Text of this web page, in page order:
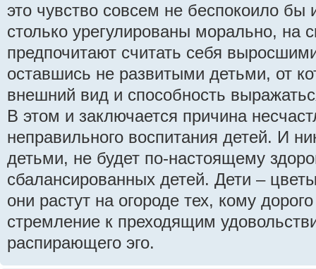
это чувство совсем не беспокоило
столько урегулированы морально, на
предпочитают считать себя
оставшись не развитыми детьми, от
внешний вид и способность
В этом и заключается причина
неправильного воспитания детей. И
детьми, не будет по-настоящему
сбалансированных детей. Дети –
они растут на огороде тех, кому
стремление к преходящим
распирающего эго.